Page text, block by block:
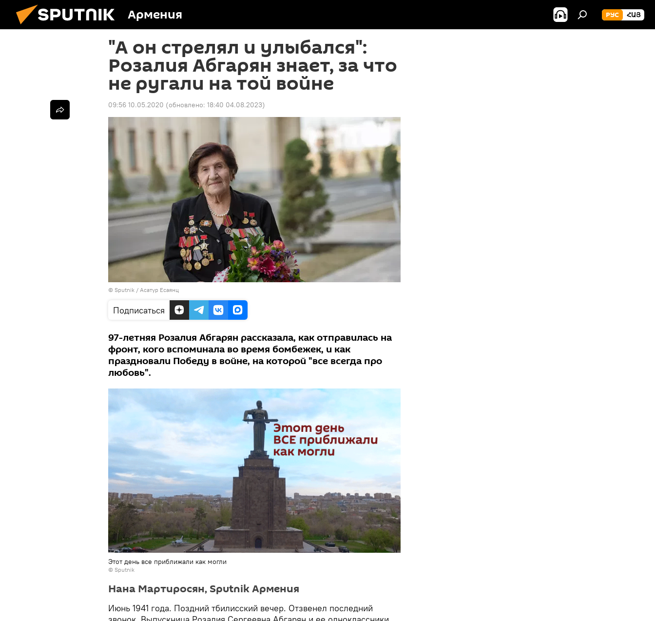
Армения РУС ՀԱՅ
"А он стрелял и улыбался":
Розалия Абгарян знает, за что
не ругали на той войне
09:56 10.05.2020 (обновлено: 18:40 04.08.2023)
© Sputnik / Асатур Есаянц
Подписаться
97-летняя Розалия Абгарян рассказала, как отправилась на
фронт, кого вспоминала во время бомбежек, и как
праздновали Победу в войне, на которой "все всегда про
любовь".
Этот день все приближали как могли
© Sputnik
Нана Мартиросян, Sputnik Армения
Июнь 1941 года. Поздний тбилисский вечер. Отзвенел последний